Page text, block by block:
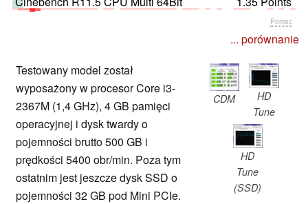
Pomoc
... porównanie
CDM
HD
Tune
HD
Tune
(SSD)
Testowany model został
wyposażony w procesor Core i3-
2367M (1,4 GHz), 4 GB pamięci
operacyjnej i dysk twardy o
pojemności brutto 500 GB i
prędkości 5400 obr/min. Poza tym
ostatnim jest jeszcze dysk SSD o
pojemności 32 GB pod Mini PCIe.